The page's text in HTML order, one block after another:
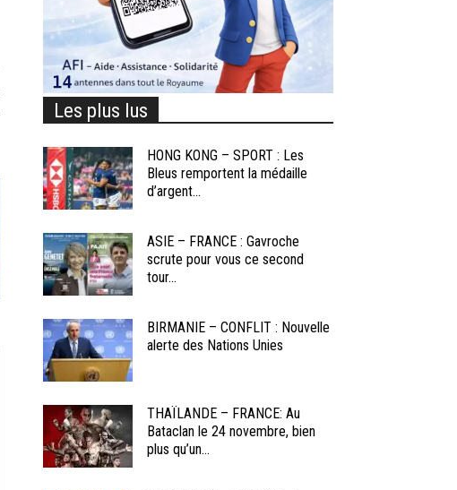
Les plus lus
HONG KONG – SPORT : Les
Bleus remportent la médaille
d’argent...
ASIE – FRANCE : Gavroche
scrute pour vous ce second
tour...
BIRMANIE – CONFLIT : Nouvelle
alerte des Nations Unies
THAÏLANDE – FRANCE: Au
Bataclan le 24 novembre, bien
plus qu’un...